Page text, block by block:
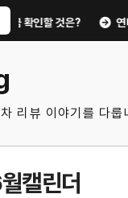
것은? 연비 30%
리뷰 이야기를 다룹
캘린더